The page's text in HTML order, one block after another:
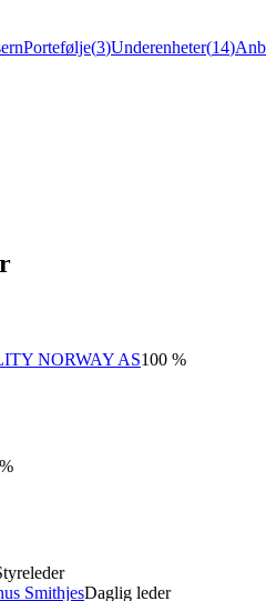
Portefølje(3)Underenheter(14)
NORWAY AS100 %
SmithjesDaglig leder